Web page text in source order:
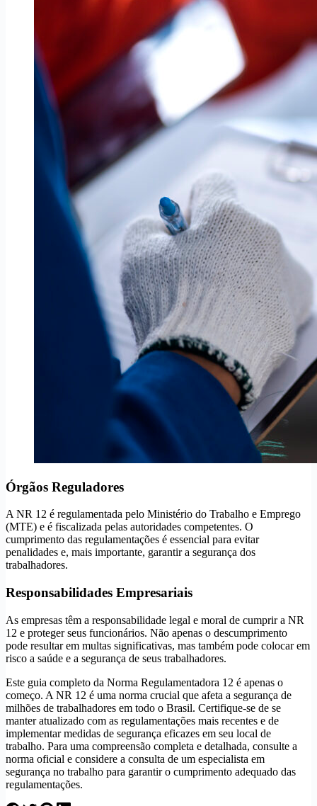
Órgãos Reguladores
A NR 12 é regulamentada pelo Ministério do Trabalho e Emprego
(MTE) e é fiscalizada pelas autoridades competentes. O
cumprimento das regulamentações é essencial para evitar
penalidades e, mais importante, garantir a segurança dos
trabalhadores.
Responsabilidades Empresariais
As empresas têm a responsabilidade legal e moral de cumprir a NR
12 e proteger seus funcionários. Não apenas o descumprimento
pode resultar em multas significativas, mas também pode colocar em
risco a saúde e a segurança de seus trabalhadores.
Este guia completo da Norma Regulamentadora 12 é apenas o
começo. A NR 12 é uma norma crucial que afeta a segurança de
milhões de trabalhadores em todo o Brasil. Certifique-se de se
manter atualizado com as regulamentações mais recentes e de
implementar medidas de segurança eficazes em seu local de
trabalho. Para uma compreensão completa e detalhada, consulte a
norma oficial e considere a consulta de um especialista em
segurança no trabalho para garantir o cumprimento adequado das
regulamentações.